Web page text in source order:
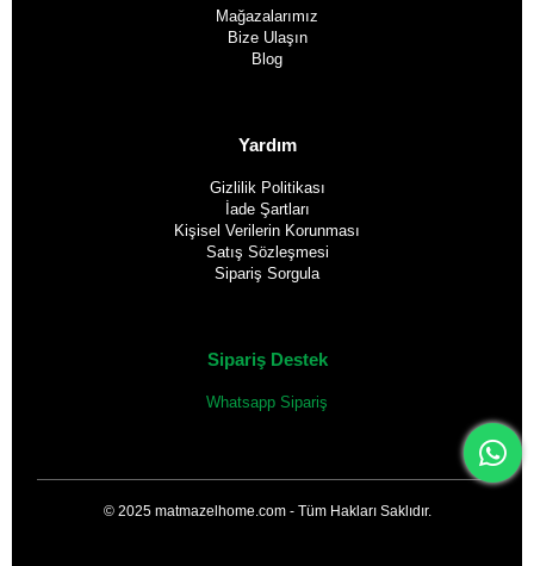
Mağazalarımız
Bize Ulaşın
Blog
Yardım
Gizlilik Politikası
İade Şartları
Kişisel Verilerin Korunması
Satış Sözleşmesi
Sipariş Sorgula
Sipariş Destek
Whatsapp Sipariş
© 2025 matmazelhome.com - Tüm Hakları Saklıdır.